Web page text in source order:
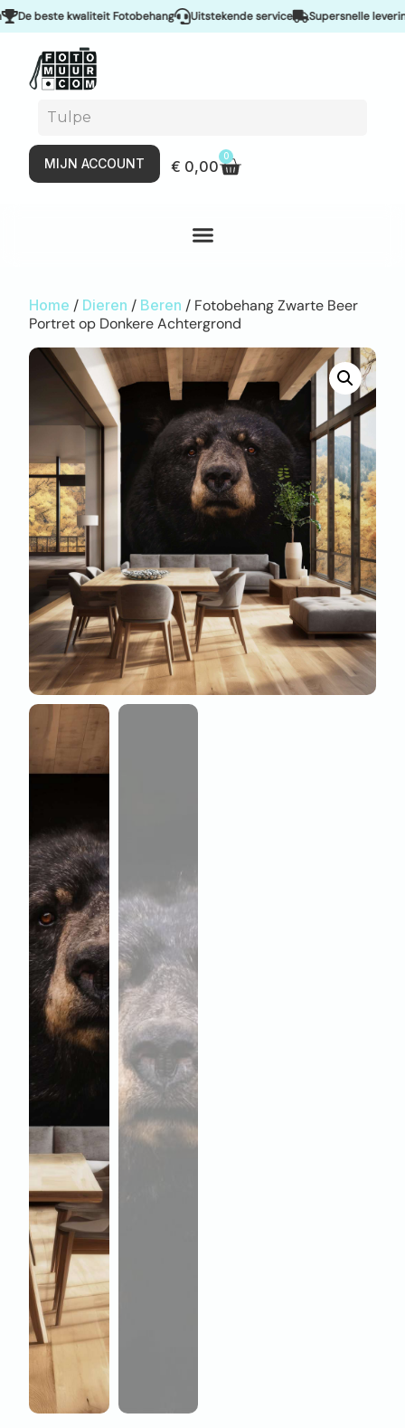
beste kwaliteit Fotobehang Uitstekende service Supersnelle levering &
MIJN ACCOUNT € 0,00
0
Home / Dieren / Beren / Fotobehang Zwarte Beer
Portret op Donkere Achtergrond